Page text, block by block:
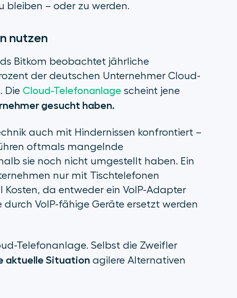
bleiben – oder zu werden.
nutzen
Bitkom beobachtet jährliche
der deutschen Unternehmer Cloud-
. Die Cloud-Telefonanlage scheint jene
gesucht haben.
auch mit Hindernissen konfrontiert –
oftmals mangelnde
sie noch nicht umgestellt haben. Ein
nur mit Tischtelefonen
da entweder ein VoIP-Adapter
VoIP-fähige Geräte ersetzt werden
Telefonanlage. Selbst die Zweifler
aktuelle Situationagilere Alternativen